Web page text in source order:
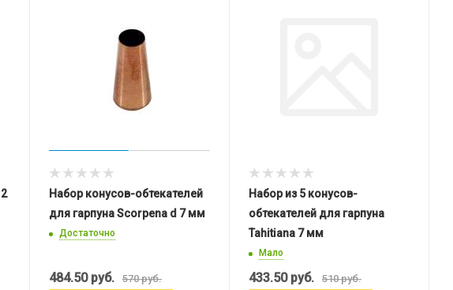
Набор конусов-обтекателей
для гарпуна Scorpena d 7 мм
Достаточно
484.50руб. 570руб.
Набор из 5 конусов-
обтекателей для гарпуна
Tahitiana 7 мм
Мало
433.50руб. 510руб.